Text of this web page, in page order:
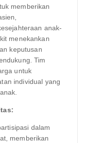
memberikan
anak-
menekankan
keputusan
Tim
untuk
individual yang
dalam
memberikan